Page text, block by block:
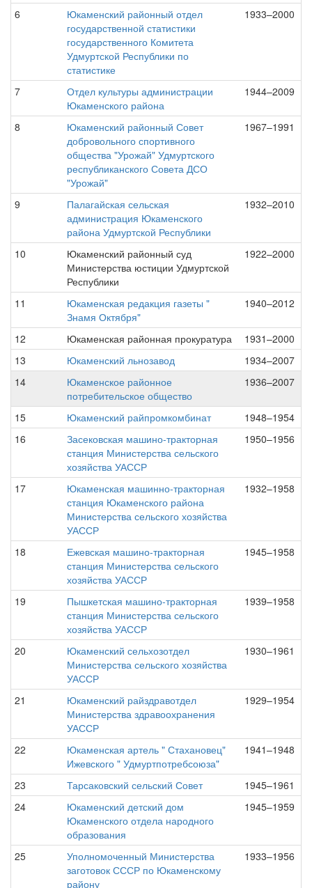
6
Юкаменский районный отдел
государственной статистики
государственного Комитета
Удмуртской Республики по
статистике
1933–2000
7
Отдел культуры администрации
Юкаменского района
1944–2009
8
Юкаменский районный Совет
добровольного спортивного
общества "Урожай" Удмуртского
республиканского Совета ДСО
"Урожай"
1967–1991
9
Палагайская сельская
администрация Юкаменского
района Удмуртской Республики
1932–2010
10
Юкаменский районный суд
Министерства юстиции Удмуртской
Республики
1922–2000
11
Юкаменская редакция газеты "
Знамя Октября"
1940–2012
12 Юкаменская районная прокуратура
1931–2000
13
Юкаменский льнозавод
1934–2007
14
Юкаменское районное
потребительское общество
1936–2007
15 Юкаменский райпромкомбинат
1948–1954
16
Засековская машино-тракторная
станция Министерства сельского
хозяйства УАССР
1950–1956
17
Юкаменская машинно-тракторная
станция Юкаменского района
Министерства сельского хозяйства
УАССР
1932–1958
18
Ежевская машино-тракторная
станция Министерства сельского
хозяйства УАССР
1945–1958
19
Пышкетская машино-тракторная
станция Министерства сельского
хозяйства УАССР
1939–1958
20
Юкаменский сельхозотдел
Министерства сельского хозяйства
УАССР
1930–1961
21
Юкаменский райздравотдел
Министерства здравоохранения
УАССР
1929–1954
22
Юкаменская артель " Стахановец"
Ижевского " Удмуртпотребсоюза"
1941–1948
23 Тарсаковский сельский Совет
1945–1961
24
Юкаменский детский дом
Юкаменского отдела народного
образования
1945–1959
25
Уполномоченный Министерства
заготовок СССР по Юкаменскому
району
1933–1956